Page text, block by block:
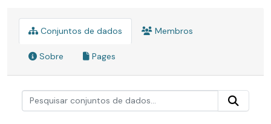
Conjuntos de dados Membros
Sobre Pages